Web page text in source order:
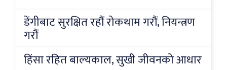
डेंगीबाट सुरक्षित रहौं रोकथाम गरौं, नियन्त्रण
गरौं
हिंसा रहित बाल्यकाल, सुखी जीवनको आधार